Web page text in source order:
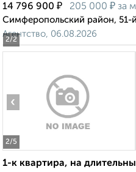
2/2
14 796 900 ₽ 205 000 ₽ за
Симферопольский район, 51-
Агентство, 06.08.2026
2/5
‹
1-к квартира, на